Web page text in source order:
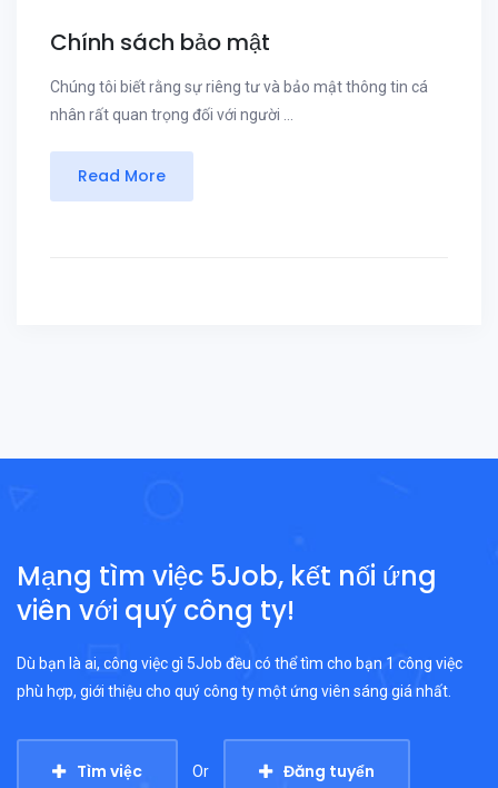
Chính sách bảo mật
Chúng tôi biết rằng sự riêng tư và bảo mật thông tin cá
nhân rất quan trọng đối với người ...
Read More
Mạng tìm việc 5Job, kết nối ứng
viên với quý công ty!
Dù bạn là ai, công việc gì 5Job đều có thể tìm cho bạn 1 công việc
phù hợp, giới thiệu cho quý công ty một ứng viên sáng giá nhất.
Tìm việc Or Đăng tuyển